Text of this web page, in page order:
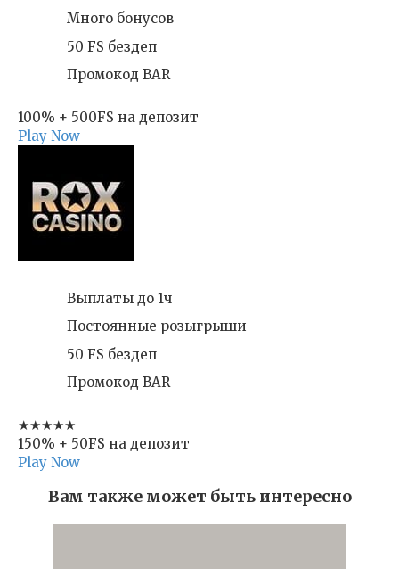
Много бонусов
50 FS бездеп
Промокод BAR
100% + 500FS на депозит
Play Now
Выплаты до 1ч
Постоянные розыгрыши
50 FS бездеп
Промокод BAR
★★★★★
150% + 50FS на депозит
Play Now
Вам также может быть интересно